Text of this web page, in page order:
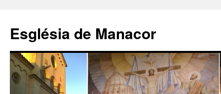
contenido
Església de Manacor